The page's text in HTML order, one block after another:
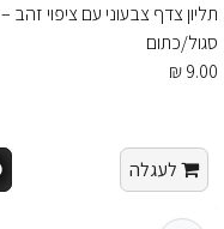
תליון צדף צבעוני עם ציפוי זהב –
סגול/כתום
9.00 ₪
לעגלה